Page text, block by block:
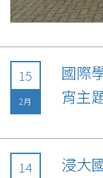
15
2月
國際
宵主
14
浸大